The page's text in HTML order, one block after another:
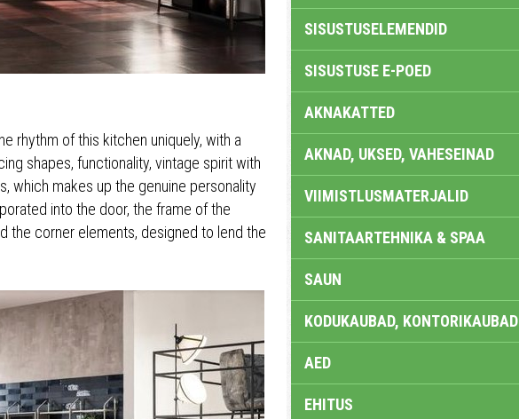
rhythm of this kitchen uniquely, with a
shapes, functionality, vintage spirit with
which makes up the genuine personality
into the door, the frame of the
the corner elements, designed to lend the
SISUSTUSELEMENDID
SISUSTUSE E-POED
AKNAKATTED
AKNAD, UKSED, VAHESEINAD
VIIMISTLUSMATERJALID
SANITAARTEHNIKA & SPAA
SAUN
KODUKAUBAD, KONTORIKAUBAD
AED
EHITUS